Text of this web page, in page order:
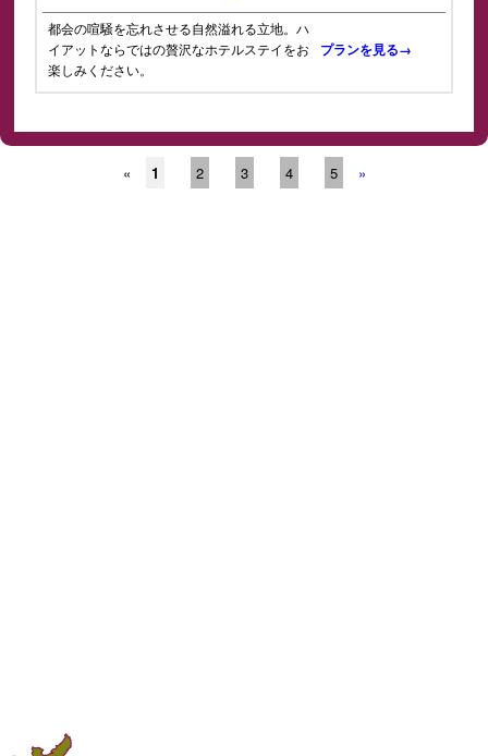
都会の喧騒を忘れさせる自然溢れる立地。ハ
イアットならではの贅沢なホテルステイをお
楽しみください。
プランを見る→
« 1 2 3 4 5 »